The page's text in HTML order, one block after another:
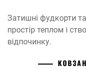
Затишні фудкорти
простір теплом і
відпочинку.